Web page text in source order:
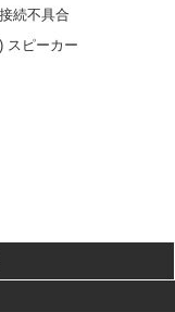
続不具合
スピーカー